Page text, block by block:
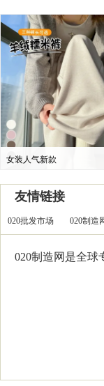
女装人气新款
友情链接
020批发市场 020制造
020制造网是全球